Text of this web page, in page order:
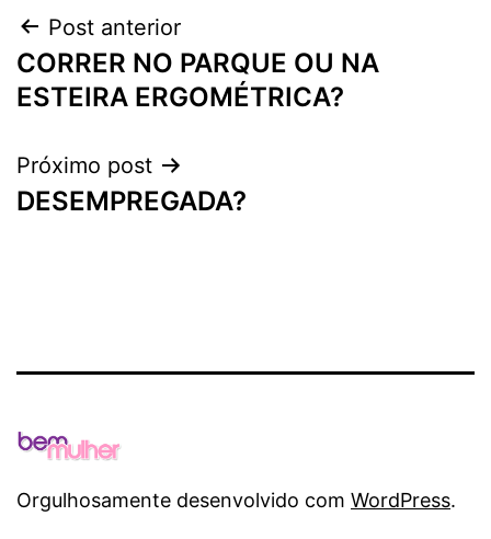
Navegação
de
Post anterior
CORRER NO PARQUE OU NA
ESTEIRA ERGOMÉTRICA?
Próximo post
DESEMPREGADA?
Orgulhosamente desenvolvido com WordPress.